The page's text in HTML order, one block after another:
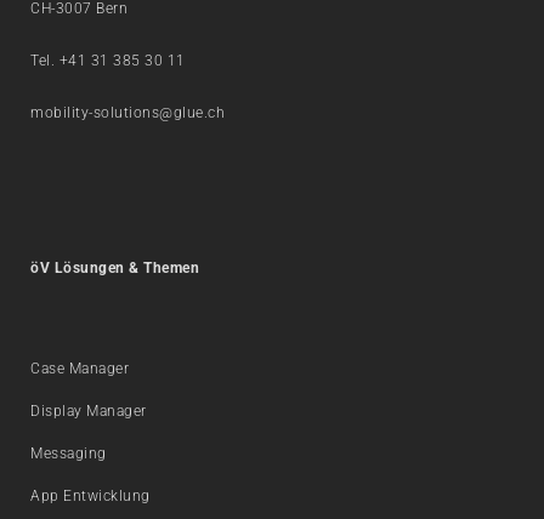
CH-3007 Bern
Tel. +41 31 385 30 11
mobility-solutions@glue.ch
öV Lösungen & Themen
Case Manager
Display Manager
Messaging
App Entwicklung